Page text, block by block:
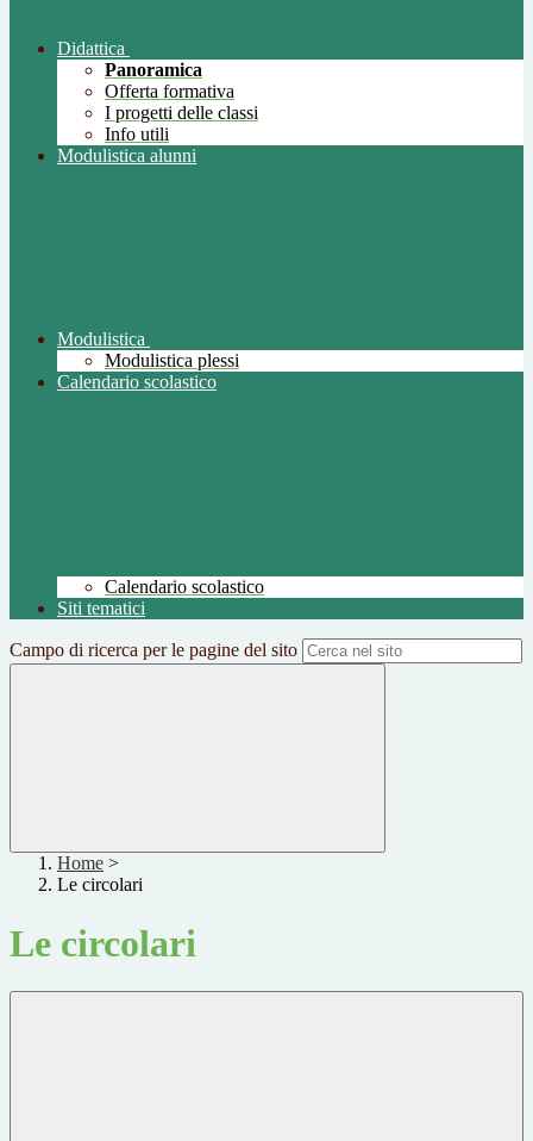
Didattica
Panoramica
Offerta formativa
I progetti delle classi
Info utili
Modulistica alunni
Modulistica
Modulistica plessi
Calendario scolastico
Calendario scolastico
Siti tematici
Campo di ricerca per le pagine del sito
Home >
Le circolari
Le circolari